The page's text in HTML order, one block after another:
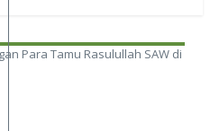
Para Tamu Rasulullah SAW di